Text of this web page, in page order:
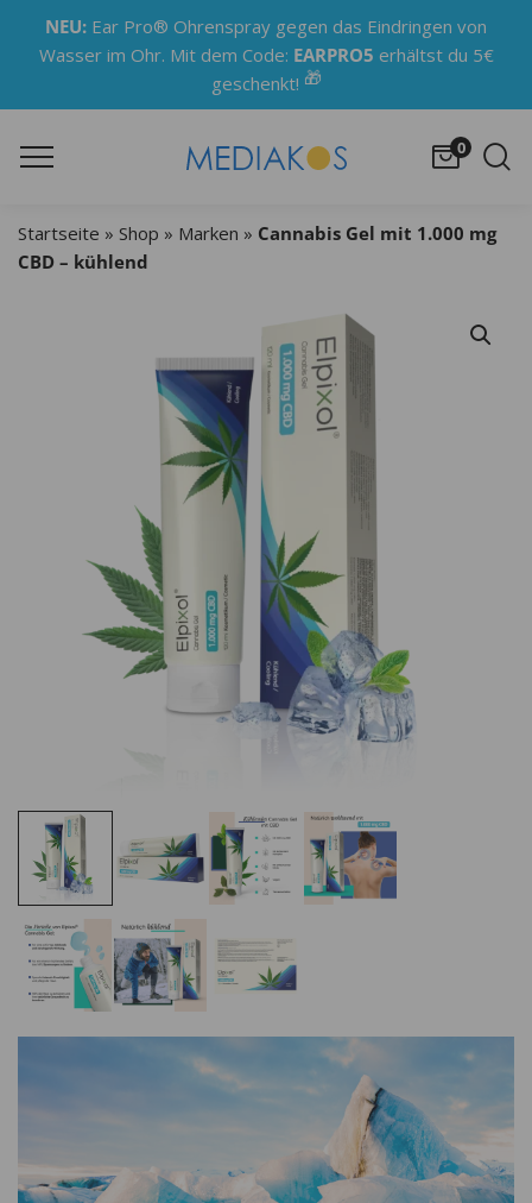
NEU: Ear Pro® Ohrenspray gegen das Eindringen von
Wasser im Ohr. Mit dem Code: EARPRO5 erhältst du 5€
geschenkt! 🎁
0
Startseite » Shop » Marken » Cannabis Gel mit 1.000 mg
CBD – kühlend